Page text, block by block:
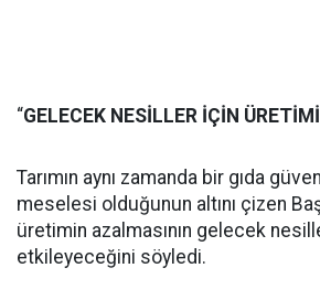
“GELECEK NESİLLER İÇİN
Tarımın aynı zamanda bir gıda
meselesi olduğunun altını çizen
üretimin azalmasının gelecek
etkileyeceğini söyledi.